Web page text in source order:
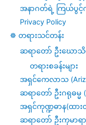
အနာဂတ်ရဲ့ ကြယ်ပွင့်က
Privacy Policy
☸️ တရားသင်တန်း
ဆရာတော် ဦးဃောသိ
တရားစခန်းများ
အရှင်ကေလာသ
ဆရာတော် ဦးဂရုဓမ္မ
အရှင်ကုဏ္ဍဓာန(ထား
ဆရာတော် ဦးကုမာ